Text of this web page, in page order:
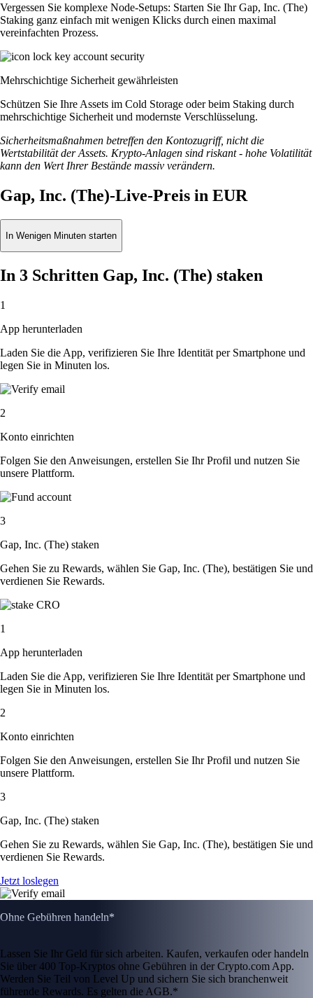
Vergessen Sie komplexe Node-Setups: Starten Sie Ihr Gap, Inc. (The)
Staking ganz einfach mit wenigen Klicks durch einen maximal
vereinfachten Prozess.
Mehrschichtige Sicherheit gewährleisten
Schützen Sie Ihre Assets im Cold Storage oder beim Staking durch
mehrschichtige Sicherheit und modernste Verschlüsselung.
Sicherheitsmaßnahmen betreffen den Kontozugriff, nicht die
Wertstabilität der Assets. Krypto-Anlagen sind riskant - hohe Volatilität
kann den Wert Ihrer Bestände massiv verändern.
Gap, Inc. (The)-Live-Preis in EUR
In Wenigen Minuten starten
In 3 Schritten Gap, Inc. (The) staken
1
App herunterladen
Laden Sie die App, verifizieren Sie Ihre Identität per Smartphone und
legen Sie in Minuten los.
2
Konto einrichten
Folgen Sie den Anweisungen, erstellen Sie Ihr Profil und nutzen Sie
unsere Plattform.
3
Gap, Inc. (The) staken
Gehen Sie zu Rewards, wählen Sie Gap, Inc. (The), bestätigen Sie und
verdienen Sie Rewards.
1
App herunterladen
Laden Sie die App, verifizieren Sie Ihre Identität per Smartphone und
legen Sie in Minuten los.
2
Konto einrichten
Folgen Sie den Anweisungen, erstellen Sie Ihr Profil und nutzen Sie
unsere Plattform.
3
Gap, Inc. (The) staken
Gehen Sie zu Rewards, wählen Sie Gap, Inc. (The), bestätigen Sie und
verdienen Sie Rewards.
Jetzt loslegen
Ohne Gebühren handeln*
Lassen Sie Ihr Geld für sich arbeiten. Kaufen, verkaufen oder handeln
Sie über 400 Top-Kryptos ohne Gebühren in der Crypto.com App.
Werden Sie Teil von Level Up und sichern Sie sich branchenweit
führende Rewards. Es gelten die AGB.*